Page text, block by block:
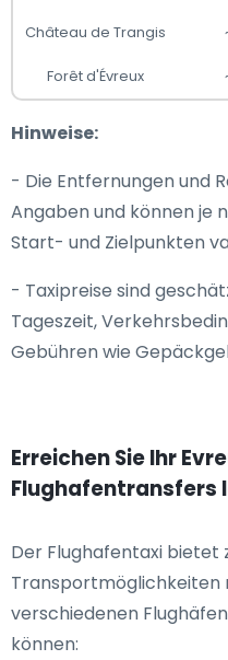
Château de Trangis
Forêt d'Évreux
Hinweise:
- Die Entfernungen und
Angaben und können je
Start- und Zielpunkten
- Taxipreise sind
Tageszeit,
Gebühren wie
Erreichen Sie Ihr
Flughafentransfers
Der Flughafentaxi bietet
Transportmöglichkeiten
verschiedenen
können: